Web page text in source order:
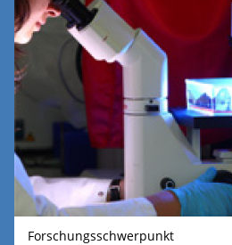
Forschungsschwerpunkt